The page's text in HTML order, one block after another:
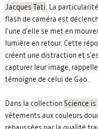
Jacques Tati. La
flash de caméra est
l'une d'elle se met en
lumière en retour. Cette
créent une distraction et
capturer leur image,
témoigne de celui de Gao.
Dans la collection Science
vêtements aux couleurs